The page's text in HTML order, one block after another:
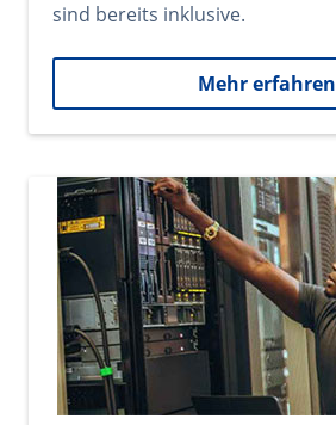
sind bereits inklusive.
Mehr erfahren